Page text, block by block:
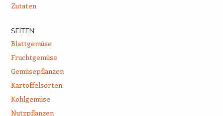
Zutaten
SEITEN
Blattgemüse
Fruchtgemüse
Gemüsepflanzen
Kartoffelsorten
Kohlgemüse
Nutzpflanzen